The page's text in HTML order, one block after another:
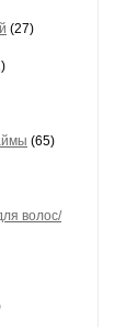
(27)
(65)
волос/